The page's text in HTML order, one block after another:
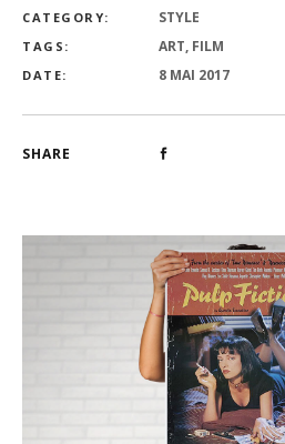
CATEGORY: STYLE
TAGS: ART, FILM
DATE: 8 MAI 2017
SHARE